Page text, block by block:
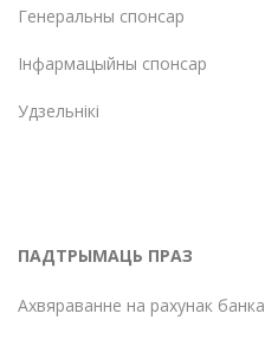
Генеральны спонсар
Інфармацыйны спонсар
Удзельнікі
ПАДТРЫМАЦЬ ПРАЗ
Ахвяраванне на рахунак банка